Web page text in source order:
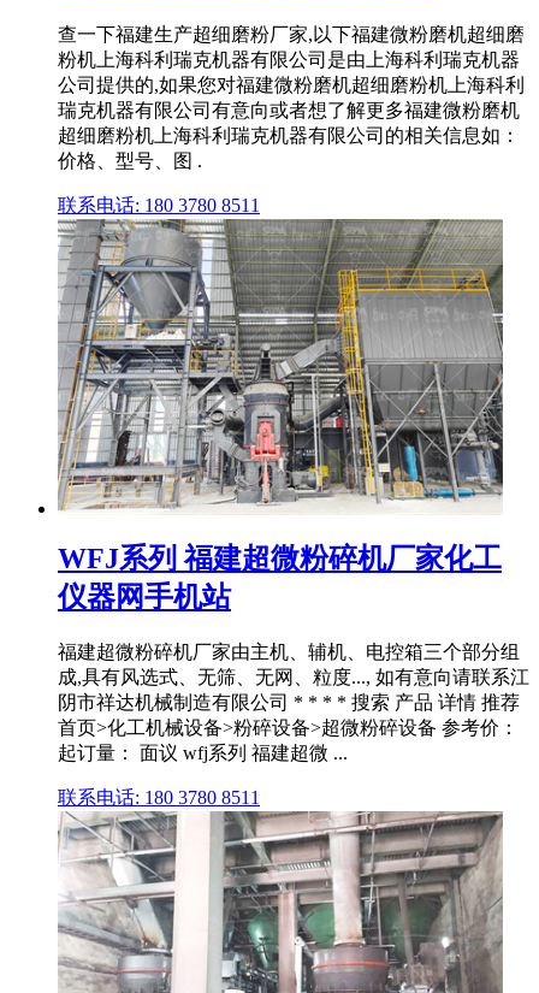
查一下福建生产超细磨粉厂家,以下福建微粉磨机超细磨
粉机上海科利瑞克机器有限公司是由上海科利瑞克机器
公司提供的,如果您对福建微粉磨机超细磨粉机上海科利
瑞克机器有限公司有意向或者想了解更多福建微粉磨机
超细磨粉机上海科利瑞克机器有限公司的相关信息如：
价格、型号、图 .
联系电话: 180 3780 8511
WFJ系列 福建超微粉碎机厂家化工
仪器网手机站
福建超微粉碎机厂家由主机、辅机、电控箱三个部分组
成,具有风选式、无筛、无网、粒度..., 如有意向请联系江
阴市祥达机械制造有限公司 * * * * 搜索 产品 详情 推荐
首页>化工机械设备>粉碎设备>超微粉碎设备 参考价：
起订量： 面议 wfj系列 福建超微 ...
联系电话: 180 3780 8511